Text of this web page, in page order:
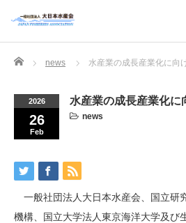
Home news 水産業の成長産業化に向
2026
26
Feb
水産業の成長産業化に
news
一般社団法人大日本水産会、国立研
機構、国立大学法人東京海洋大学及び